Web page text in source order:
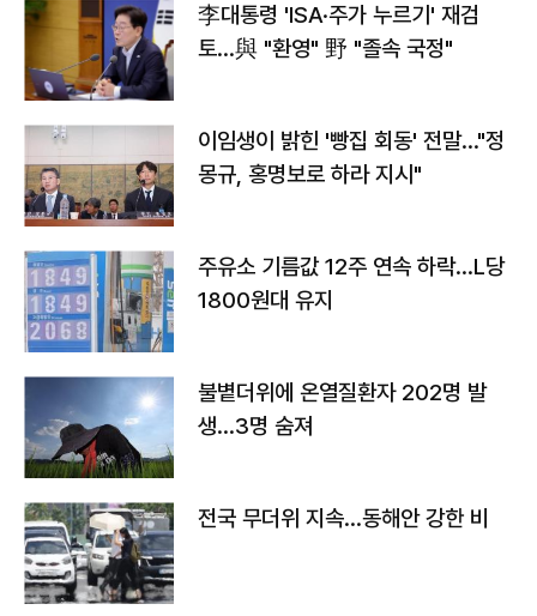
李대통령 'ISA·주가 누르기' 재검
토…與 "환영" 野 "졸속 국정"
이임생이 밝힌 '빵집 회동' 전말…"정
몽규, 홍명보로 하라 지시"
주유소 기름값 12주 연속 하락…L당
1800원대 유지
불볕더위에 온열질환자 202명 발
생…3명 숨져
전국 무더위 지속…동해안 강한 비